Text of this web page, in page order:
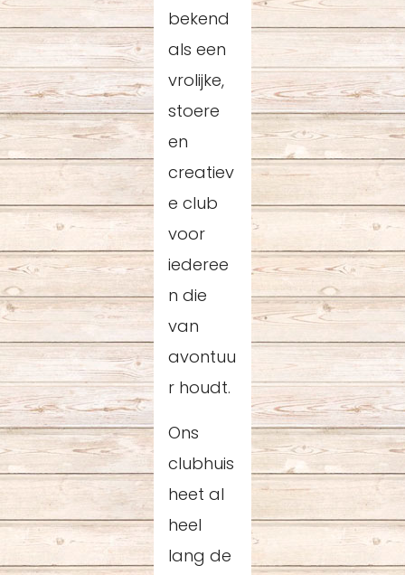
bekend
als een
vrolijke,
stoere
en
creatiev
e club
voor
iederee
n die
van
avontuu
r houdt.
Ons
clubhuis
heet al
heel
lang de